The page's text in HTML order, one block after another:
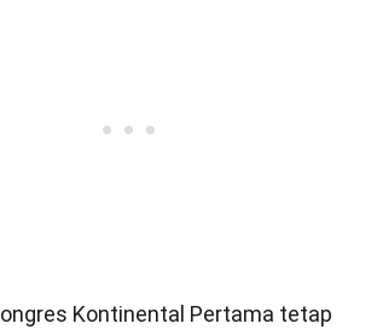
Kontinental Pertama tetap